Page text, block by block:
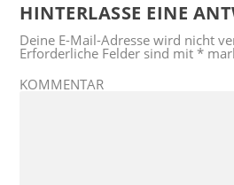
HINTERLASSE EINE
Deine E-Mail-Adresse wird nicht
Erforderliche Felder sind mit*
KOMMENTAR